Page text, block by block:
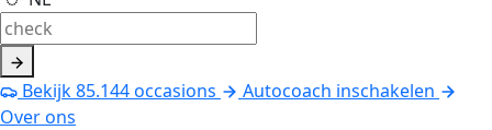
Bekijk85.144occasions
Autocoach inschakelen
Over ons